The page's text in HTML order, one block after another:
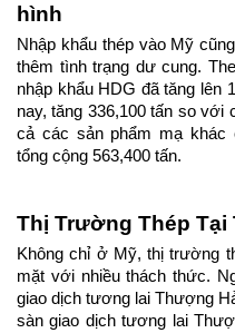
hình
Nhập khẩu thép vào Mỹ
thêm tình trạng dư cung.
nhập khẩu HDG đã tăng lên
nay, tăng 336,100 tấn so
cả các sản phẩm mạ khác
tổng cộng 563,400 tấn.
Thị Trường Thép Tại
Không chỉ ở Mỹ, thị trường
mặt với nhiều thách thức.
giao dịch tương lai Thượng
sàn giao dịch tương lai